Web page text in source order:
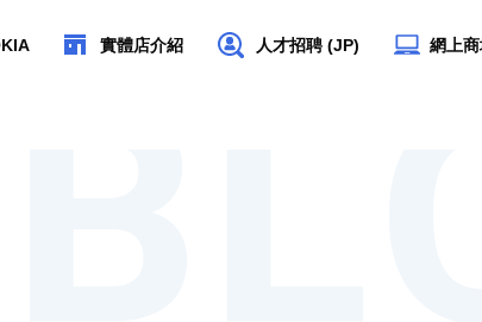
實體店介紹 人才招聘 (JP) 網上